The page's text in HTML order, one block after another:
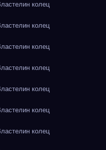
колец
колец
колец
колец
колец
колец
колец